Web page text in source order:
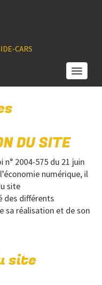
CARS
DU SITE
n° 2004-575 du 21 juin
numérique, il
site
des différents
sa réalisation et de son
site